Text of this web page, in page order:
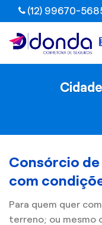
Skip
to
content
(12) 99670-
Consórcio de
com
Para quem quer
terreno; ou mesmo